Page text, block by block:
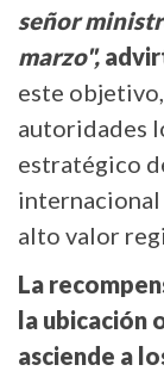
señor
marzo",
este
autoridades
estratégico
alto valor
La
la ubicación
asciende a